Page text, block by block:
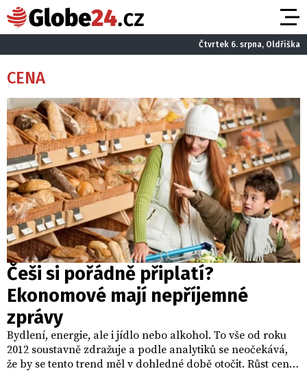
Čtvrtek 6. srpna, Oldřiška
CENA
Češi si pořádně připlatí?
Ekonomové mají nepříjemné
zprávy
Bydlení, energie, ale i jídlo nebo alkohol. To vše od roku
2012 soustavně zdražuje a podle analytiků se neočekává,
že by se tento trend měl v dohledné době otočit. Růst cen